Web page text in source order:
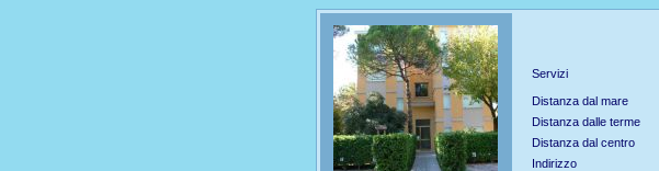
Servizi
Distanza dal mare
Distanza dalle terme
Distanza dal centro
Indirizzo